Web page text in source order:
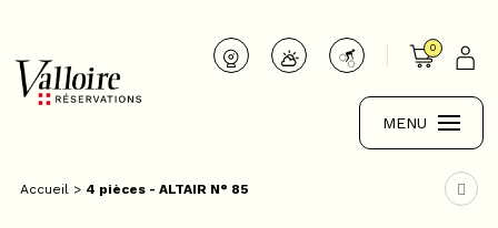
0
MENU
Accueil > 4 pièces - ALTAIR N° 85